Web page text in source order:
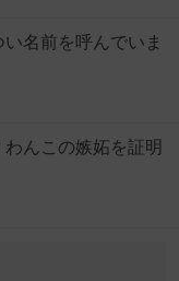
名前を呼んでいま
んこの嫉妬を証明